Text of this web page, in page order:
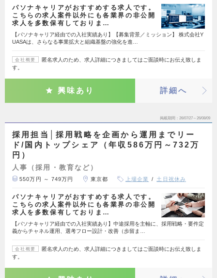
パソナキャリアがおすすめする求人です。
こちらの求人案件以外にも各業界の非公開
求人を多数保有しておりま…
【パソナキャリア経由での入社実績あり】【募集背景／ミッション】 株式会社Y
UASAは、さらなる事業拡大と組織基盤の強化を進…
会社概要
匿名求人のため、求人詳細につきましてはご面談時にお伝え致しま
す。
興味あり 詳細へ
掲載期間 26/07/27～26/08/09
採用担当│採用戦略を企画から運用までリー
ド/国内トップシェア（年収586万円～732万
円）
人事（採用・教育など）
550万円 ～ 749万円 東京都 上場企業 土日祝休み
パソナキャリアがおすすめする求人です。
こちらの求人案件以外にも各業界の非公開
求人を多数保有しておりま…
【パソナキャリア経由での入社実績あり】中途採用を主軸に、採用戦略・要件定
義からチャネル運用、選考フロー設計・改善（歩留ま…
会社概要
匿名求人のため、求人詳細につきましてはご面談時にお伝え致しま
す。